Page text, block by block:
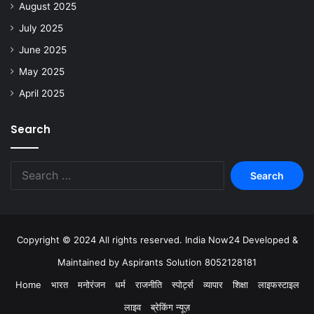
August 2025
July 2025
June 2025
May 2025
April 2025
Search
Copyright © 2024 All rights reserved. India Now24 Developed &
Maintained by Aspirants Solution 8052128181
Home
भारत मनोरंजन धर्म राजनीति स्पोर्ट्स व्यापार शिक्षा
लाइफस्टाइल
लाइव
ब्रेकिंग न्यूज़